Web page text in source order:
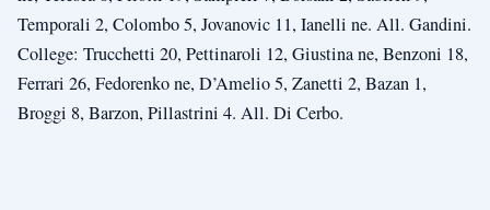
Temporali 2, Colombo 5, Jovanovic 11, Ianelli ne. All. Gandini.
College: Trucchetti 20, Pettinaroli 12, Giustina ne, Benzoni 18,
Ferrari 26, Fedorenko ne, D’Amelio 5, Zanetti 2, Bazan 1,
Broggi 8, Barzon, Pillastrini 4. All. Di Cerbo.